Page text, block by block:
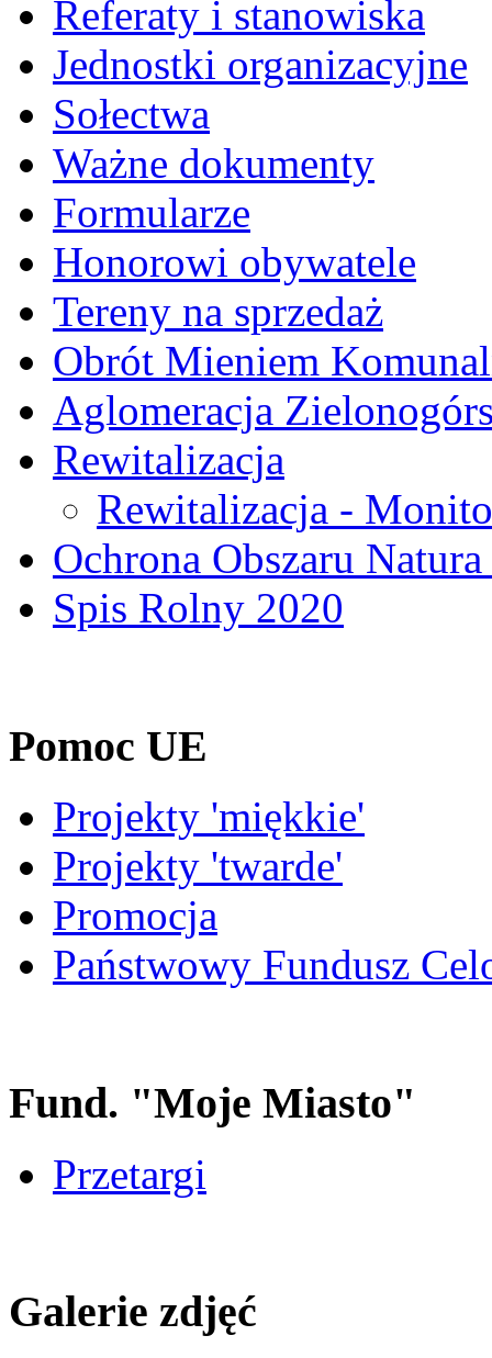
Referaty i stanowiska
Jednostki organizacyjne
Sołectwa
Ważne dokumenty
Formularze
Honorowi obywatele
Tereny na sprzedaż
Obrót Mieniem
Aglomeracja
Rewitalizacja
Rewitalizacja -
Ochrona Obszaru
Spis Rolny 2020
Pomoc UE
Projekty 'miękkie'
Projekty 'twarde'
Promocja
Państwowy Fundusz
Fund. "Moje Miasto"
Przetargi
Galerie zdjęć